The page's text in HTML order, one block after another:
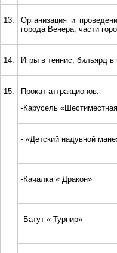
13.
Организация и
города Венера, части
14. Игры в теннис, бильярд
15.
Прокат аттракционов:
-Карусель
- «Детский надувной
-Качалка « Дракон»
-Батут « Турнир»